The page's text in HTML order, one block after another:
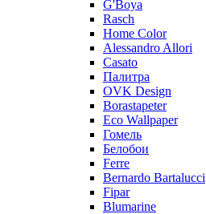
G'Boya
Rasch
Home Color
Alessandro Allori
Casato
Палитра
OVK Design
Borastapeter
Eco Wallpaper
Гомель
Белобои
Ferre
Bernardo Bartalucci
Fipar
Blumarine